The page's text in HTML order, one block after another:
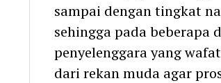
sampai dengan tingkat
sehingga pada beberapa
penyelenggara yang
dari rekan muda agar